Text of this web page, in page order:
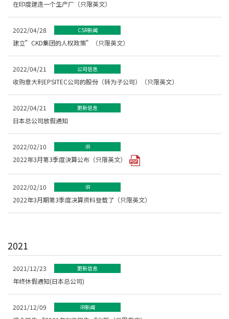
在印度建造一个生产厂（只限英文）
2022/04/28 CSR新闻
建立”CKD集团的人权政策”（只限英文）
2022/04/21 公司信息
收购意大利EPSITEC公司的股份（转为子公司）（只限英文）
2022/04/21 更新信息
日本总公司放假通知
2022/02/10 IR
2022年3月第3季度決算公布（只限英文）
2022/02/10 IR
2022年3月期第3季度决算资料登载了（只限英文）
2021
2021/12/23 更新信息
年终休假通知(日本总公司)
2021/12/09 IR新闻